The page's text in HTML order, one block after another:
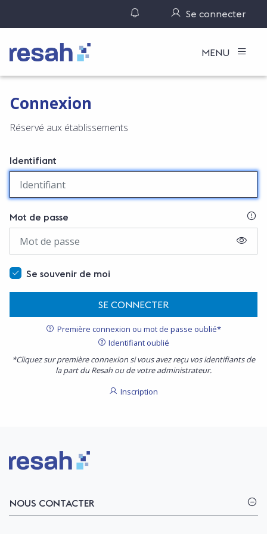
Gérer ses notifications
Se connecter
Logo Resah MENU
Connexion
Réservé aux établissements
Identifiant
Mot de passe
Se souvenir de moi
SE CONNECTER
Première connexion ou mot de passe oublié*
Identifiant oublié
*Cliquez sur première connexion si vous avez reçu vos identifiants de
la part du Resah ou de votre administrateur.
Inscription
Logo Resah
NOUS CONTACTER